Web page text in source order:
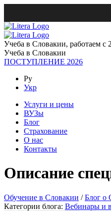
Учеба в Словакии, работаем с
Учеба в Словакии
ПОСТУПЛЕНИЕ 2026
Ру
Укр
Услуги и цены
ВУЗы
Блог
Страхование
О нас
Контакты
Описание
Обучение в Словакии /Блог о
Категории блога: Вебинары и